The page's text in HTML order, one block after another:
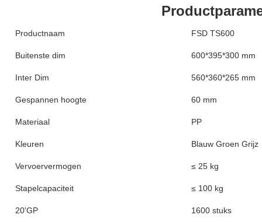
Productnaam FSD TS600
Buitenste dim 600*395*300 mm
Inter Dim 560*360*265 mm
Gespannen hoogte 60 mm
Materiaal PP
Kleuren Blauw Groen Grijz
Vervoervermogen ≤ 25 kg
Stapelcapaciteit ≤ 100 kg
20'GP 1600 stuks